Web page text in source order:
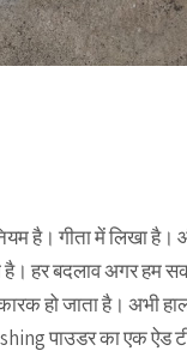
है। गीता में लिखा
है। हर बदलाव अगर हम
हो जाता है। अभी
पाउडर का एक ऐड